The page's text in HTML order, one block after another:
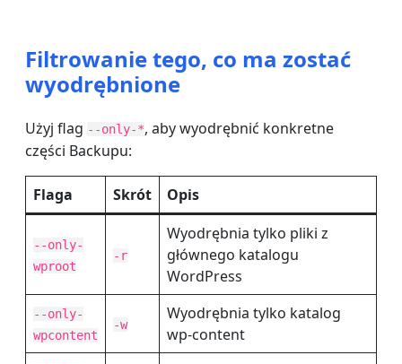
Filtrowanie tego, co ma zostać
wyodrębnione
Użyj flag --only-*, aby wyodrębnić konkretne
części Backupu:
Flaga Skrót Opis
--only-
wproot
-r
Wyodrębnia tylko pliki z
głównego katalogu
WordPress
--only-
wpcontent
-w
Wyodrębnia tylko katalog
wp-content